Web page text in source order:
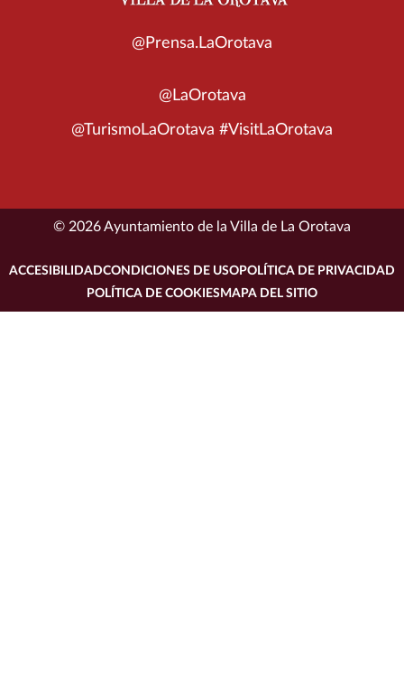
@Prensa.LaOrotava
@LaOrotava
@TurismoLaOrotava #VisitLaOrotava
© 2026 Ayuntamiento de la Villa de La Orotava
ACCESIBILIDADCONDICIONES DE USO POLÍTICA DE PRIVACIDAD
POLÍTICA DE COOKIESMAPA DEL SITIO